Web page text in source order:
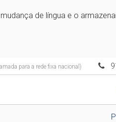
de língua e o
para a rede fixa nacional)